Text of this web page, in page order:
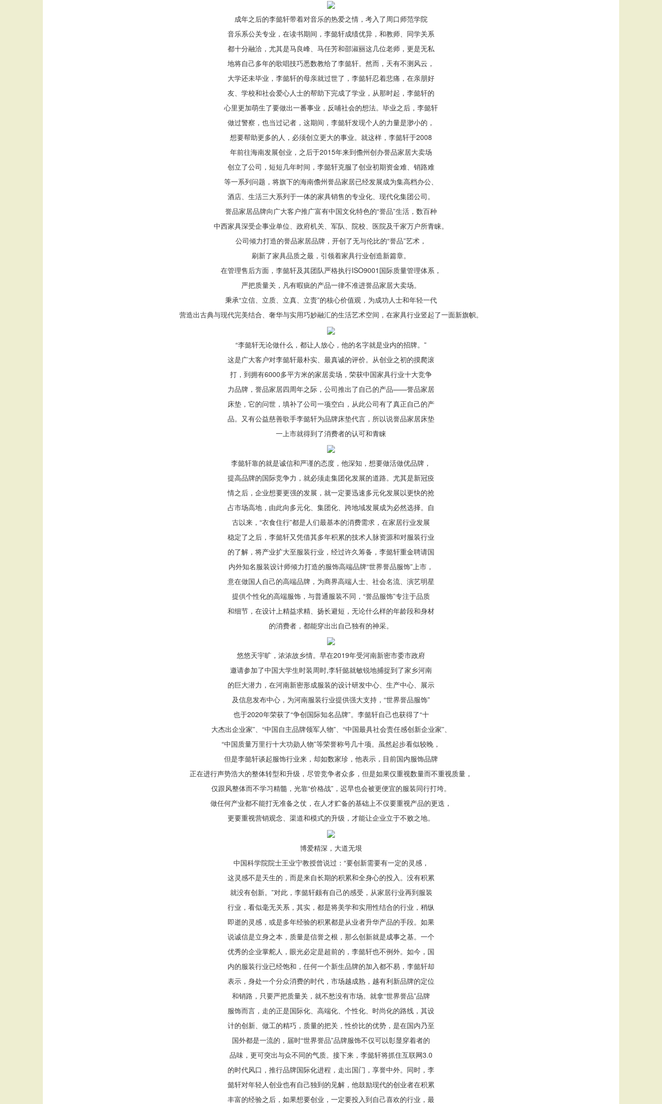
成年之后的李懿轩带着对音乐的热爱之情，考入了周口师范学院
音乐系公关专业，在读书期间，李懿轩成绩优异，和教师、同学关系
都十分融洽，尤其是马良峰、马任芳和邵淑丽这几位老师，更是无私
地将自己多年的歌唱技巧悉数教给了李懿轩。然而，天有不测风云，
大学还未毕业，李懿轩的母亲就过世了，李懿轩忍着悲痛，在亲朋好
友、学校和社会爱心人士的帮助下完成了学业，从那时起，李懿轩的
心里更加萌生了要做出一番事业，反哺社会的想法。毕业之后，李懿轩
做过警察，也当过记者，这期间，李懿轩发现个人的力量是渺小的，
想要帮助更多的人，必须创立更大的事业。就这样，李懿轩于2008
年前往海南发展创业，之后于2015年来到儋州创办誉品家居大卖场
创立了公司，短短几年时间，李懿轩克服了创业初期资金难、销路难
等一系列问题，将旗下的海南儋州誉品家居已经发展成为集高档办公、
酒店、生活三大系列于一体的家具销售的专业化、现代化集团公司。
誉品家居品牌向广大客户推广富有中国文化特色的“誉品”生活，数百种
中西家具深受企事业单位、政府机关、军队、院校、医院及千家万户所青睐。
公司倾力打造的誉品家居品牌，开创了无与伦比的“誉品”艺术，
刷新了家具品质之最，引领着家具行业创造新篇章。
在管理售后方面，李懿轩及其团队严格执行ISO9001国际质量管理体系，
严把质量关，凡有暇疵的产品一律不准进誉品家居大卖场。
秉承“立信、立质、立真、立责”的核心价值观，为成功人士和年轻一代
营造出古典与现代完美结合、奢华与实用巧妙融汇的生活艺术空间，在家具行业竖起了一面新旗帜。
“李懿轩无论做什么，都让人放心，他的名字就是业内的招牌。”
这是广大客户对李懿轩最朴实、最真诚的评价。从创业之初的摸爬滚
打，到拥有6000多平方米的家居卖场，荣获中国家具行业十大竞争
力品牌，誉品家居四周年之际，公司推出了自己的产品——誉品家居
床垫，它的问世，填补了公司一项空白，从此公司有了真正自己的产
品。又有公益慈善歌手李懿轩为品牌床垫代言，所以说誉品家居床垫
一上市就得到了消费者的认可和青睐
李懿轩靠的就是诚信和严谨的态度，他深知，想要做活做优品牌，
提高品牌的国际竞争力，就必须走集团化发展的道路。尤其是新冠疫
情之后，企业想要更强的发展，就一定要迅速多元化发展以更快的抢
占市场高地，由此向多元化、集团化、跨地域发展成为必然选择。自
古以来，“衣食住行”都是人们最基本的消费需求，在家居行业发展
稳定了之后，李懿轩又凭借其多年积累的技术人脉资源和对服装行业
的了解，将产业扩大至服装行业，经过许久筹备，李懿轩重金聘请国
内外知名服装设计师倾力打造的服饰高端品牌“世界誉品服饰”上市，
意在做国人自己的高端品牌，为商界高端人士、社会名流、演艺明星
提供个性化的高端服饰，与普通服装不同，“誉品服饰”专注于品质
和细节，在设计上精益求精、扬长避短，无论什么样的年龄段和身材
的消费者，都能穿出出自己独有的神采。
悠悠天宇旷，浓浓故乡情。早在2019年受河南新密市委市政府
邀请参加了中国大学生时装周时,李轩懿就敏锐地捕捉到了家乡河南
的巨大潜力，在河南新密形成服装的设计研发中心、生产中心、展示
及信息发布中心，为河南服装行业提供强大支持，“世界誉品服饰”
也于2020年荣获了“争创国际知名品牌”。李懿轩自己也获得了“十
大杰出企业家”、“中国自主品牌领军人物”、“中国最具社会责任感创新企业家”、
“中国质量万里行十大功勋人物”等荣誉称号几十项。虽然起步看似较晚，
但是李懿轩谈起服饰行业来，却如数家珍，他表示，目前国内服饰品牌
正在进行声势浩大的整体转型和升级，尽管竞争者众多，但是如果仅重视数量而不重视质量，
仅跟风整体而不学习精髓，光靠“价格战”，迟早也会被更便宜的服装同行打垮。
做任何产业都不能打无准备之仗，在人才贮备的基础上不仅要重视产品的更迭，
更要重视营销观念、渠道和模式的升级，才能让企业立于不败之地。
博爱精深，大道无垠
中国科学院院士王业宁教授曾说过：“要创新需要有一定的灵感，
这灵感不是天生的，而是来自长期的积累和全身心的投入。没有积累
就没有创新。”对此，李懿轩颇有自己的感受，从家居行业再到服装
行业，看似毫无关系，其实，都是将美学和实用性结合的行业，稍纵
即逝的灵感，或是多年经验的积累都是从业者升华产品的手段。如果
说诚信是立身之本，质量是信誉之根，那么创新就是成事之基。一个
优秀的企业掌舵人，眼光必定是超前的，李懿轩也不例外。如今，国
内的服装行业已经饱和，任何一个新生品牌的加入都不易，李懿轩却
表示，身处一个分众消费的时代，市场越成熟，越有利新品牌的定位
和销路，只要严把质量关，就不愁没有市场。就拿“世界誉品”品牌
服饰而言，走的正是国际化、高端化、个性化、时尚化的路线，其设
计的创新、做工的精巧，质量的把关，性价比的优势，是在国内乃至
国外都是一流的，届时“世界誉品”品牌服饰不仅可以彰显穿着者的
品味，更可突出与众不同的气质。接下来，李懿轩将抓住互联网3.0
的时代风口，推行品牌国际化进程，走出国门，享誉中外。同时，李
懿轩对年轻人创业也有自己独到的见解，他鼓励现代的创业者在积累
丰富的经验之后，如果想要创业，一定要投入到自己喜欢的行业，最